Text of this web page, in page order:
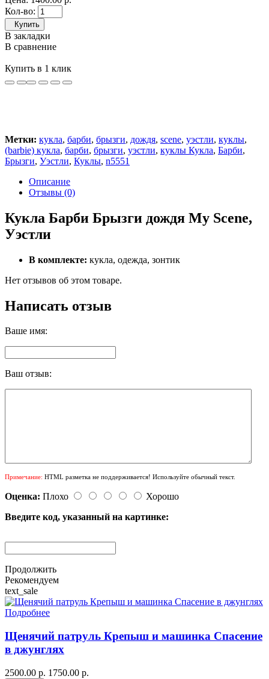
Кол-во:
Купить
В закладки
В сравнение
Купить в 1 клик
Метки: кукла, барби, брызги, дождя, scene, уэстли, куклы,
(barbie) кукла, барби, брызги, уэстли, куклы Кукла, Барби,
Брызги, Уэстли, Куклы, n5551
Описание
Отзывы (0)
Кукла Барби Брызги дождя My Scene,
Уэстли
В комплекте: кукла, одежда, зонтик
Нет отзывов об этом товаре.
Написать отзыв
Ваше имя:
Ваш отзыв:
Примечание: HTML разметка не поддерживается! Используйте обычный текст.
Оценка: Плохо
Хорошо
Введите код, указанный на картинке:
Продолжить
Рекомендуем
text_sale
Подробнее
Щенячий патруль Крепыш и машинка Спасение
в джунглях
2500.00 р. 1750.00 р.